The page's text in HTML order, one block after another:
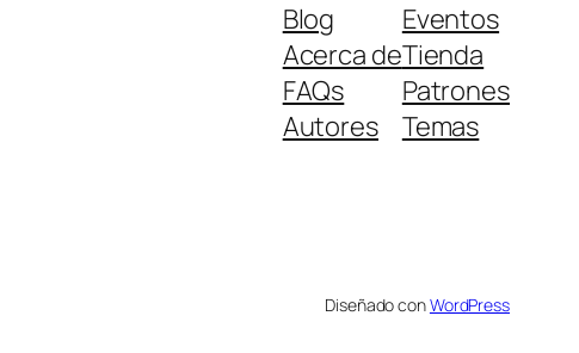
Blog
Acerca de
FAQs
Autores
Eventos
Tienda
Patrones
Temas
Diseñado conWordPress